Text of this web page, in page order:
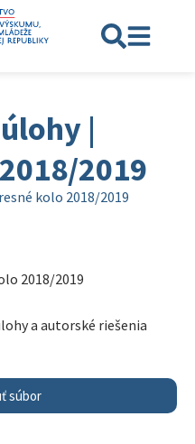
|
2019
kolo 2018/2019
2018/2019
a autorské riešenia
súbor